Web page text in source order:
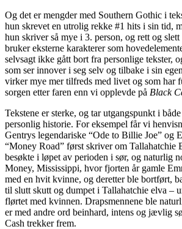
Og det er mengder med Southern Gothic i
hun skrevet en utrolig rekke #1 hits i sin tid,
hun skriver så mye i 3. person, og rett og
bruker eksterne karakterer som
selvsagt ikke gått bort fra personlige tekster,
som ser innover i seg selv og tilbake i sin
virker mye mer tilfreds med livet og som har
sorgen etter faren enn vi opplevde på Black
Tekstene er sterke, og tar utgangspunkt i
personlig historie. For eksempel får vi
Gentrys legendariske “Ode to Billie Joe” og
“Money Road” først skriver om Tallahatchie
besøkte i løpet av perioden i sør, og naturlig
Money, Mississippi, hvor fjorten år gamle
med en hvit kvinne, og deretter ble bortført,
til slutt skutt og dumpet i Tallahatchie elva –
flørtet med kvinnen. Drapsmennene ble
er med andre ord beinhard, intens og jævlig
Cash trekker frem.